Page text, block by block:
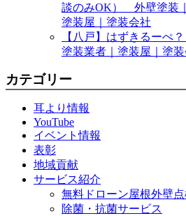
談のみOK） 外壁塗装
塗装屋｜塗装会社
【八戸】はずきるーぺ
塗装業者｜塗装屋｜塗
カテゴリー
耳より情報
YouTube
イベント情報
表彰
地域貢献
サービス紹介
無料ドローン屋根外壁点
除菌・抗菌サービス